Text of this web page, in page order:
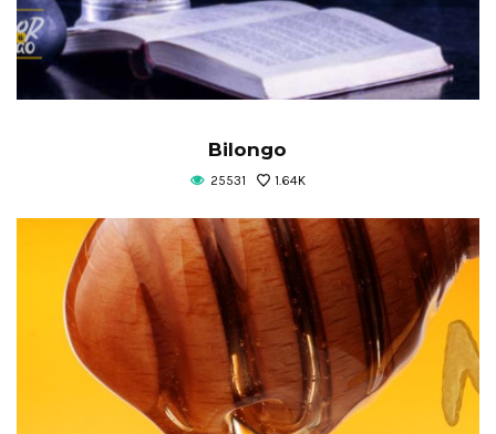
Bilongo
25531 1.64K